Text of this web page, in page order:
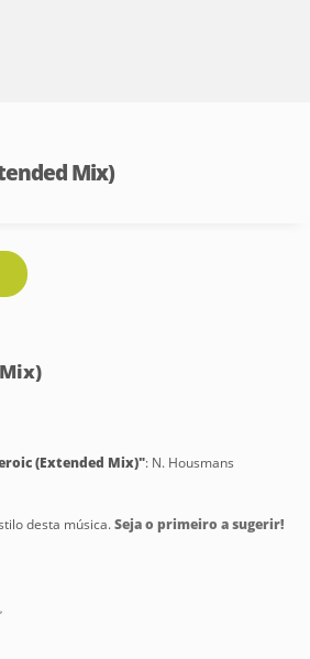
Mix)
(Extended Mix)": N. Housmans
desta música.Seja o primeiro a sugerir!